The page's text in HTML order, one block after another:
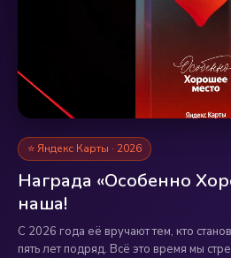
⭐ Яндекс Карты · 2026
Награда «Особенно
наша!
С 2026 года её вручают тем, кто
пять лет подряд. Всё это время мы